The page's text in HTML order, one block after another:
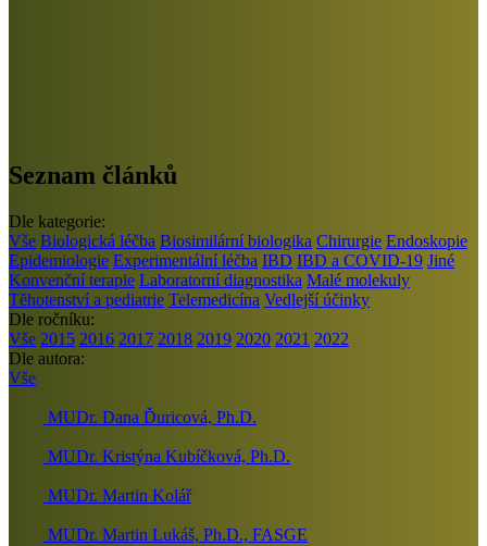
Seznam článků
Dle kategorie:
Vše Biologická léčba Biosimilární biologika Chirurgie Endoskopie
Epidemiologie Experimentální léčba IBD IBD a COVID-19 Jiné
Konvenční terapie Laboratorní diagnostika Malé molekuly
Těhotenství a pediatrie Telemedicína Vedlejší účinky
Dle ročníku:
Vše 2015 2016 2017 2018 2019 2020 2021 2022
Dle autora:
Vše
MUDr. Dana Ďuricová, Ph.D.
MUDr. Kristýna Kubíčková, Ph.D.
MUDr. Martin Kolář
MUDr. Martin Lukáš, Ph.D., FASGE